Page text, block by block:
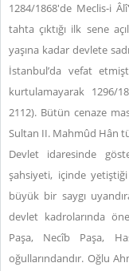
1284/1868'de Meclis-i
tahta çıktığı ilk sene
yaşına kadar devlete
İstanbul’da vefat
kurtulamayarak 1296/
2112). Bütün cenaze
Sultan II. Mahmûd Hân
Devlet idaresinde
şahsiyeti, içinde
büyük bir saygı
devlet kadrolarında
Paşa, Necîb Paşa,
oğullarındandır. Oğlu